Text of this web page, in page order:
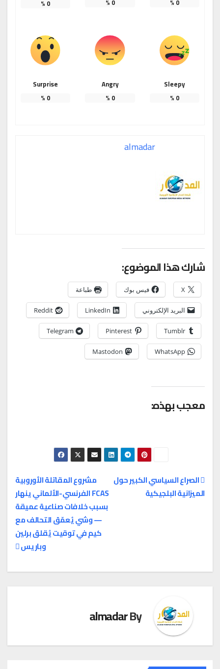
Sleepy
Angry
Surprise
almadar
شارك هذا الموضوع:
X فيس بوك طباعة
البريد الإلكتروني LinkedIn
Reddit
Tumblr
Pinterest
Telegram
WhatsApp
Mastodon
معجب بهذه:
تصفّح
مشروع المقاتلة الأوروبية
FCAS الفرنسي-الألماني ينهار
بسبب خلافات صناعية عميقة
— وشي يُعمّق التحالف مع
كيم في توقيت يُقلق برلين
وباريس
الصراع السياسي الكبير حول
الميزانية البلجيكية
By
almadar